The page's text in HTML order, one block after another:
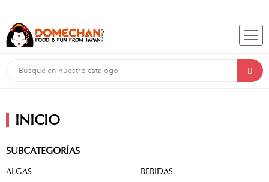
INICIO
SUBCATEGORÍAS
ALGAS BEBIDAS